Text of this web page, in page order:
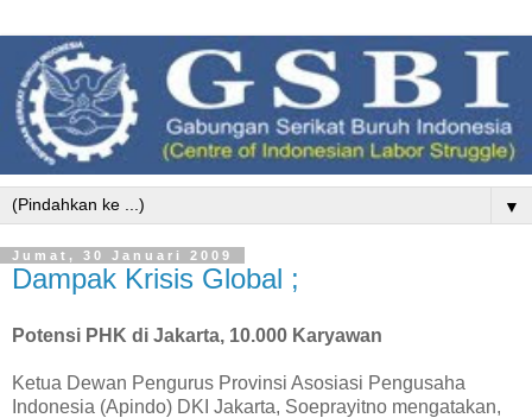
▼
Jumat, 30 Januari 2009
Dampak Krisis Global ;
Potensi PHK di Jakarta, 10.000 Karyawan
Ketua Dewan Pengurus Provinsi Asosiasi Pengusaha
Indonesia (Apindo) DKI Jakarta, Soeprayitno mengatakan,